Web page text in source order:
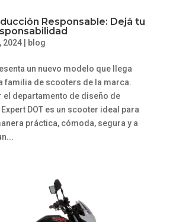
Responsable: Dejá tu
2024| blog
un nuevo modelo que llega
familia de scooters de la marca.
el departamento de diseño de
DOT es un scooter ideal para
práctica, cómoda, segura y a